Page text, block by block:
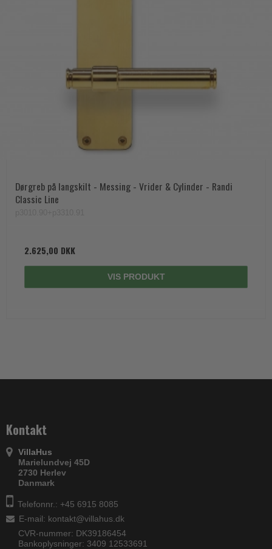
Dørgreb på langskilt - Messing - Vrider & Cylinder - Randi
Classic Line
2.625,00 DKK
VIS PRODUKT
Kontakt
VillaHus
Marielundvej 45D
2730 Herlev
Danmark
Telefonnr.: +45 6915 8085
E-mail: kontakt@villahus.dk
CVR-nummer: DK39186454
Bankoplysninger: 3409 12533691